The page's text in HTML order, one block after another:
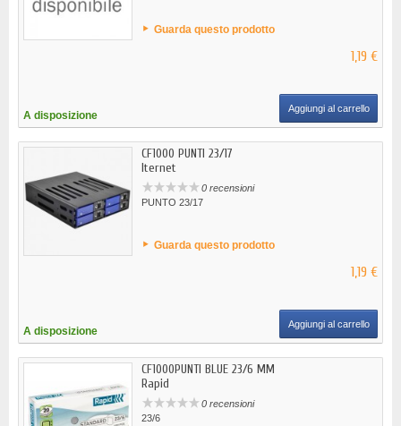
Guarda questo prodotto
1,19 €
A disposizione
Aggiungi al carrello
CF1000 PUNTI 23/17
Iternet
0 recensioni
PUNTO 23/17
Guarda questo prodotto
1,19 €
A disposizione
Aggiungi al carrello
CF1000PUNTI BLUE 23/6 MM
Rapid
0 recensioni
23/6